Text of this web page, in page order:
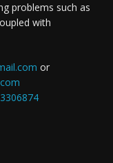
problems such as
with
or